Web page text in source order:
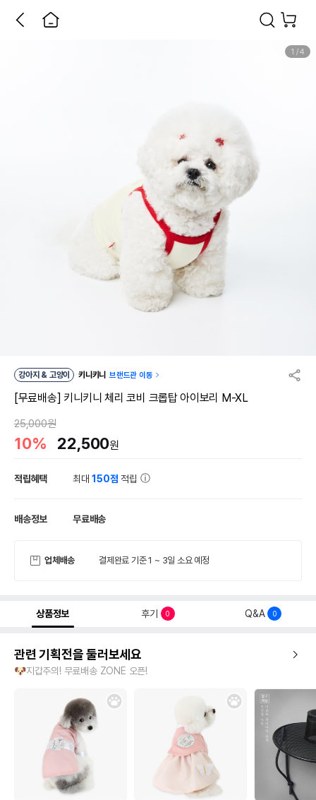
1 /4
강아지 & 고양이 키니키니 브랜드관 이동
[무료배송] 키니키니 체리 코비 크롭탑 아이보리 M-XL
25,000원
10% 22,500원
적립혜택 최대150점 적립
배송정보 무료배송
업체배송 결제완료 기준 1 ~ 3일 소요 예정
상품정보 후기 0 Q&A 0
관련 기획전을 둘러보세요
🐶지갑주의! 무료배송 ZONE 오픈!